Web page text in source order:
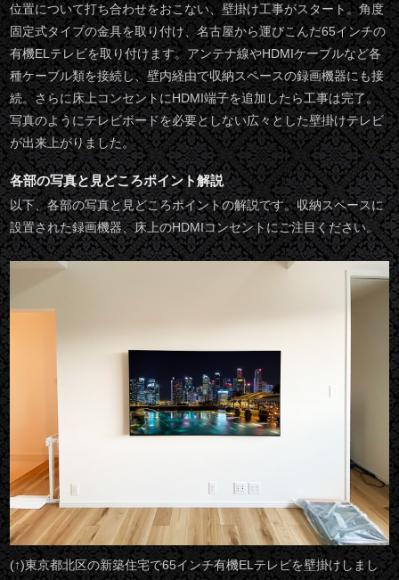
位置について打ち合わせをおこない、壁掛け工事がスタート。角度
固定式タイプの金具を取り付け、名古屋から運びこんだ65インチの
有機ELテレビを取り付けます。アンテナ線やHDMIケーブルなど各
種ケーブル類を接続し、壁内経由で収納スペースの録画機器にも接
続。さらに床上コンセントにHDMI端子を追加したら工事は完了。
写真のようにテレビボードを必要としない広々とした壁掛けテレビ
が出来上がりました。
各部の写真と見どころポイント解説
以下、各部の写真と見どころポイントの解説です。収納スペースに
設置された録画機器、床上のHDMIコンセントにご注目ください。
(↑)東京都北区の新築住宅で65インチ有機ELテレビを壁掛けしまし